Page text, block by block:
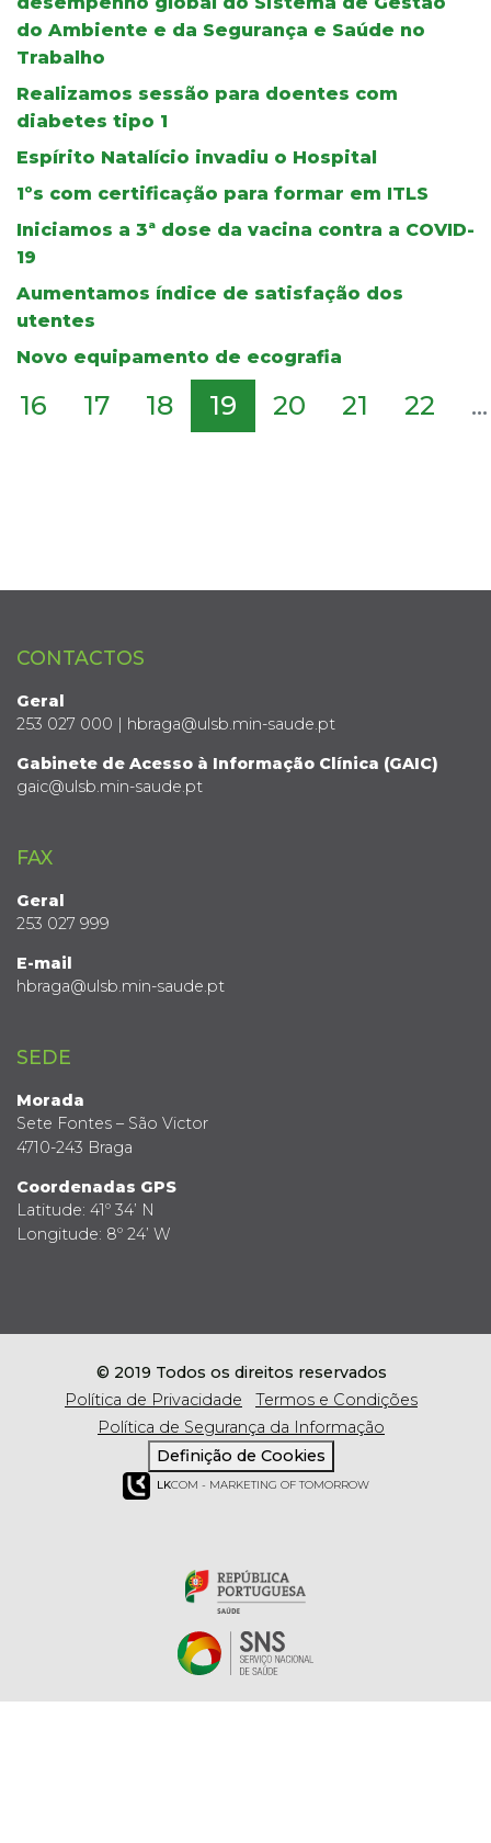
do Ambiente e da Segurança e Saúde no
Trabalho
Realizamos sessão para doentes com
diabetes tipo 1
Espírito Natalício invadiu o Hospital
1ºs com certificação para formar em ITLS
Iniciamos a 3ª dose da vacina contra a COVID-
19
Aumentamos índice de satisfação dos
utentes
Novo equipamento de ecografia
16 17 18 19 20 21 22 ...
CONTACTOS
Geral
253 027 000 | hbraga@ulsb.min-saude.pt
Gabinete de Acesso à Informação Clínica (GAIC)
gaic@ulsb.min-saude.pt
FAX
Geral
253 027 999
E-mail
hbraga@ulsb.min-saude.pt
SEDE
Morada
Sete Fontes – São Victor
4710-243 Braga
Coordenadas GPS
Latitude: 41º 34’ N
Longitude: 8º 24’ W
© 2019 Todos os direitos reservados
Política de Privacidade
Termos e Condições
Política de Segurança da Informação
Definição de Cookies
LKCOM - MARKETING OF TOMORROW